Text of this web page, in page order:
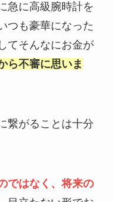
急に高級腕時計を
つも豪華になった
てそんなにお金が
ら不審に思いま
繋がることは十分
ではなく、将来の